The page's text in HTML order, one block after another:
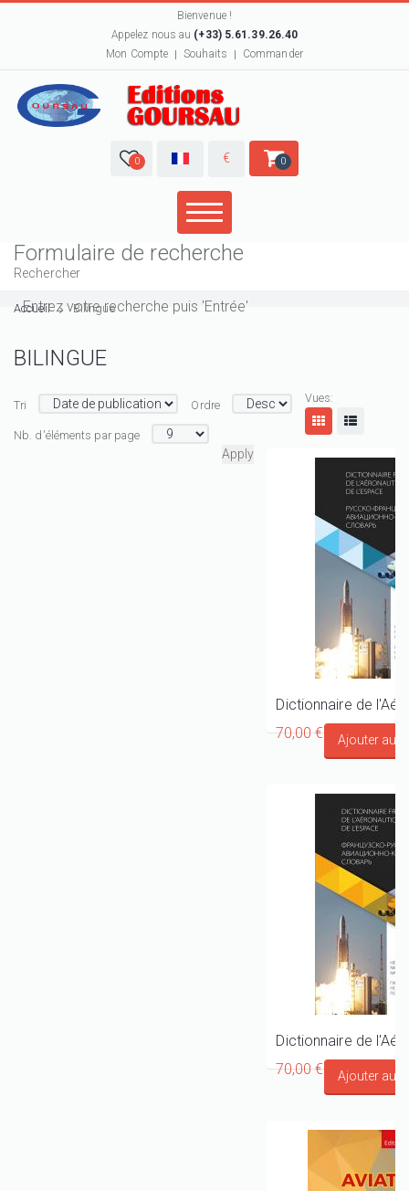
Bienvenue !
Appelez nous au (+33) 5.61.39.26.40
Mon Compte
Souhaits Commander
0 € 0
Formulaire de recherche
Rechercher
Accueil Bilingue
BILINGUE
Tri Ordre
Nb. d'éléments par page
Vues:
70,00 €
70,00 €